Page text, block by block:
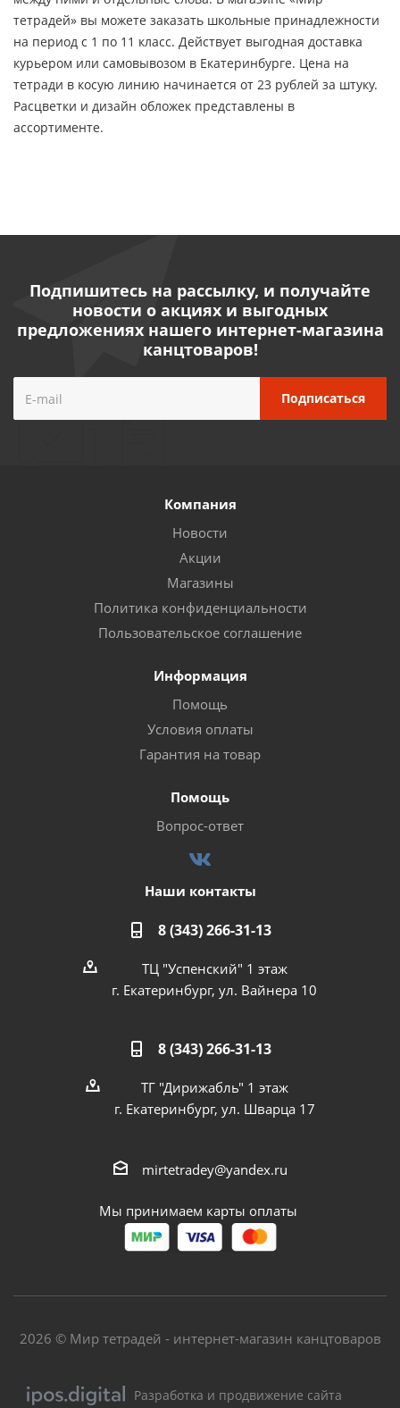
тетрадей» вы можете заказать школьные принадлежности
на период с 1 по 11 класс. Действует выгодная доставка
курьером или самовывозом в Екатеринбурге. Цена на
тетради в косую линию начинается от 23 рублей за штуку.
Расцветки и дизайн обложек представлены в
ассортименте.
Подпишитесь на рассылку, и получайте
новости о акциях и выгодных
предложениях нашего интернет-магазина
канцтоваров!
Компания
Новости
Акции
Магазины
Политика конфиденциальности
Пользовательское соглашение
Информация
Помощь
Условия оплаты
Гарантия на товар
Помощь
Вопрос-ответ
Наши контакты
8 (343) 266-31-13
ТЦ "Успенский" 1 этаж
г. Екатеринбург, ул. Вайнера 10
8 (343) 266-31-13
ТГ "Дирижабль" 1 этаж
г. Екатеринбург, ул. Шварца 17
mirtetradey@yandex.ru
Мы принимаем карты оплаты
2026 © Мир тетрадей - интернет-магазин канцтоваров
Разработка и продвижение сайта